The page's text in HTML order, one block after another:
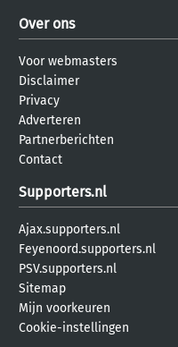
Over ons
Voor webmasters
Disclaimer
Privacy
Adverteren
Partnerberichten
Contact
Supporters.nl
Ajax.supporters.nl
Feyenoord.supporters.nl
PSV.supporters.nl
Sitemap
Mijn voorkeuren
Cookie-instellingen